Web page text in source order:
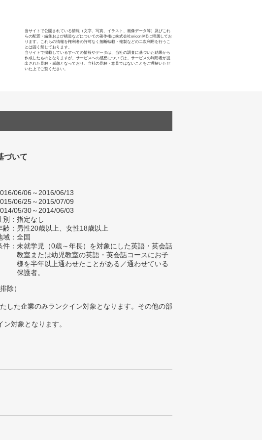
当サイトで公開されている情報（文字、写真、イラスト、画像データ等）及びこれ
らの配置・編集および構造などについての著作権は株式会社oricon MEに帰属してお
ります。これらの情報を権利者の許可なく無断転載・複製などの二次利用を行うこ
とは固く禁じております。
当サイトで掲載しているすべての情報やデータは、当社の調査に基づいた結果から
作成したものとなりますが、サービスへの感想については、サービスの利用者が提
出された見解・感想となっており、当社の見解・意見ではないことをご理解いただ
いた上でご覧ください。
づいて
06/06～2016/06/13
06/25～2015/07/09
05/30～2014/06/03
別：指定なし
齢：男性20歳以上、女性18歳以上
域：全国
件：未就学児（0歳～年長）を対象にした英語・英会話
教室または幼児教室の英語・英会話コースにお子
様を半年以上通わせたことがある／通わせている
保護者。
除）
した企業のみランクイン対象となります。その他の部
対象となります。